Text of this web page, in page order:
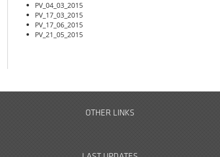
PV_04_03_2015
PV_17_03_2015
PV_17_06_2015
PV_21_05_2015
OTHER LINKS